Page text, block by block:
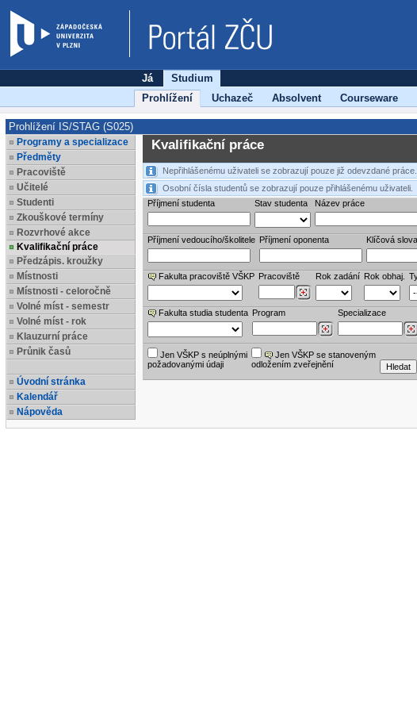
Já
Studium
Prohlížení
Uchazeč Absolvent Courseware
Prohlížení IS/STAG (S025)
Programy a specializace
Předměty
Pracoviště
Učitelé
Studenti
Zkouškové termíny
Rozvrhové akce
Kvalifikační práce
Předzápis. kroužky
Místnosti
Místnosti - celoročně
Volné míst - semestr
Volné míst - rok
Klauzurní práce
Průnik časů
Úvodní stránka
Kalendář
Nápověda
Kvalifikační práce
Nepřihlášenému uživateli se zobrazují pouze již odevzdané práce.
Osobní čísla studentů se zobrazují pouze přihlášenému uživateli.
Příjmení studenta
Stav studenta Název práce
Příjmení vedoucího/školitele Příjmení oponenta Klíčová slova
Fakulta pracoviště VŠKP Pracoviště Rok zadání Rok obhaj.
Fakulta studia studenta Program Specializace
Jen VŠKP s neúplnými
požadovanými údaji
Jen VŠKP se stanoveným
odložením zveřejnění